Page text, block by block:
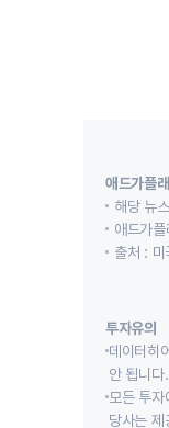
애드가플
해당 뉴
애드가
출처 :
투자유의
데이터히
안 됩니다.
모든 투
당사는 제